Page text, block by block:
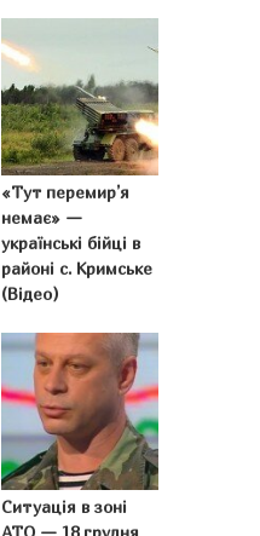
«Тут перемир’я
немає» —
українські бійці в
районі c. Кримське
(Відео)
Ситуація в зоні
АТО — 18 грудня